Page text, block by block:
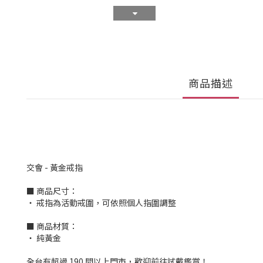
商品描述
交會 - 黃金戒指
■ 商品尺寸：
‧ 戒指為活動戒圍，可依照個人指圍調整
■ 商品材質：
‧ 純黃金